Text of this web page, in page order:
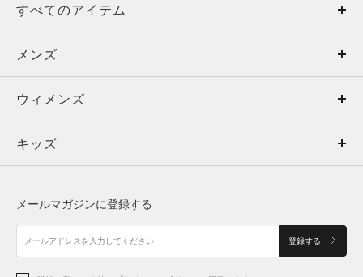
すべてのアイテム
メンズ
ウィメンズ
キッズ
アクセサリー
メンズ
トップス
ボトムス
アクセサリー
ウィメンズ
トップス
シューズ
キッズ
メールマガジンに登録する
登録する